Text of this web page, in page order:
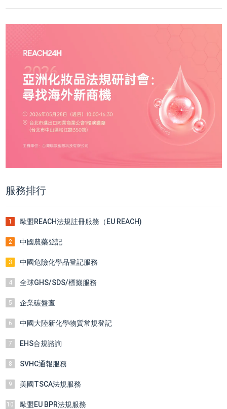
服務排行
1 歐盟REACH法規註冊服務（EU REACH)
2 中國農藥登記
3 中國危險化學品登記服務
4 全球GHS/SDS/標籤服務
5 企業碳盤查
6 中國大陸新化學物質常規登記
7 EHS合規諮詢
8 SVHC通報服務
9 美國TSCA法規服務
10 歐盟EU BPR法規服務